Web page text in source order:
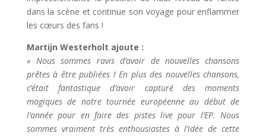
dans la scène et continue son voyage pour enflammer
les cœurs des fans !
Martijn Westerholt ajoute :
« Nous sommes ravis d’avoir de nouvelles chansons
prêtes à être publiées ! En plus des nouvelles chansons,
c’était fantastique d’avoir capturé des moments
magiques de notre tournée européenne au début de
l’année pour en faire des pistes live pour l’EP. Nous
sommes vraiment très enthousiastes à l’idée de cette